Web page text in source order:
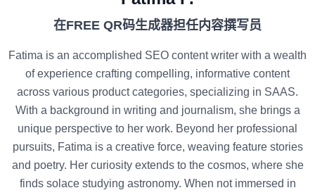
在FREE QR码生成器担任内容撰写员
Fatima is an accomplished SEO content writer with a wealth
of experience crafting compelling, informative content
across various product categories, specializing in SAAS.
With a background in writing and journalism, she brings a
unique perspective to her work. Beyond her professional
pursuits, Fatima is a creative force, weaving feature stories
and poetry. Her curiosity extends to the cosmos, where she
finds solace studying astronomy. When not immersed in